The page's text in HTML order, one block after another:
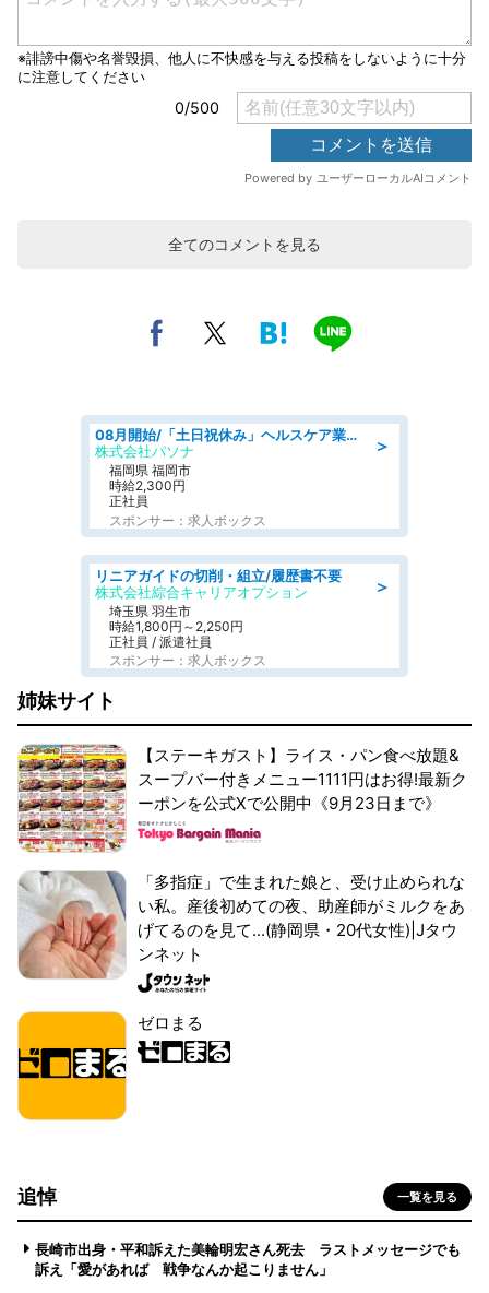
全てのコメントを見る
＞
08月開始/「土日祝休み」ヘルスケア業界の産業保健師/高時給/未経験OK/要資格:保健師、正看護師
株式会社パソナ
福岡県 福岡市
時給2,300円
正社員
スポンサー：求人ボックス
＞
リニアガイドの切削・組立/履歴書不要
株式会社綜合キャリアオプション
埼玉県 羽生市
時給1,800円～2,250円
正社員 / 派遣社員
スポンサー：求人ボックス
姉妹サイト
【ステーキガスト】ライス・パン食べ放題&
スープバー付きメニュー1111円はお得!最新ク
ーポンを公式Xで公開中《9月23日まで》
「多指症」で生まれた娘と、受け止められな
い私。産後初めての夜、助産師がミルクをあ
げてるのを見て...(静岡県・20代女性)|Jタウ
ンネット
ゼロまる
追悼 一覧を見る
長崎市出身・平和訴えた美輪明宏さん死去 ラストメッセージでも
訴え「愛があれば 戦争なんか起こりません」